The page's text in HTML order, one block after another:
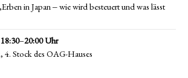
in Japan ‒ wie wird besteuert und was lässt
18:30–20:00Uhr
Stock des OAG-Hauses